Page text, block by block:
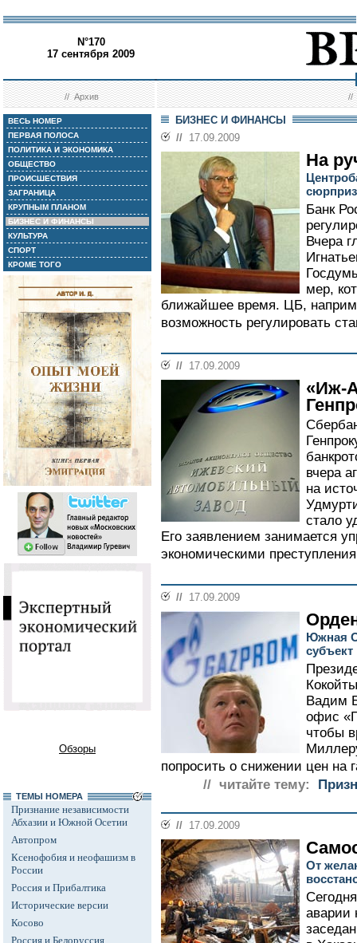
N°170
17 сентября 2009
//Архив //
ВЕСЬ НОМЕР
ПЕРВАЯ ПОЛОСА
ПОЛИТИКА И ЭКОНОМИКА
ОБЩЕСТВО
ПРОИСШЕСТВИЯ
ЗАГРАНИЦА
КРУПНЫМ ПЛАНОМ
БИЗНЕС И ФИНАНСЫ
КУЛЬТУРА
СПОРТ
КРОМЕ ТОГО
Обзоры
ТЕМЫ НОМЕРА
Признание независимости
Абхазии и Южной Осетии
Автопром
Ксенофобия и неофашизм в
России
Россия и Прибалтика
Исторические версии
Косово
Россия и Белоруссия
БИЗНЕС И ФИНАНСЫ
// 17.09.2009
На
Банк
Вчера
мер,
ближайшее время. ЦБ,
возможность регулировать
// 17.09.2009
«Иж-
вчера
на
стало
Его заявлением занимается
экономическими
// 17.09.2009
Южная
Вадим
офис
чтобы
попросить о снижении цен на
// читайте тему:
// 17.09.2009
От
аварии